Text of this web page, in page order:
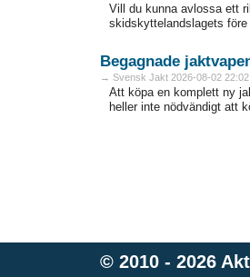
Vill du kunna avlossa ett
skidskyttelandslagets före
Begagnade
→ Svensk Jakt 2026-08-02 22:02
Att köpa en komplett ny
heller inte nödvändigt att
© 2010 - 2026